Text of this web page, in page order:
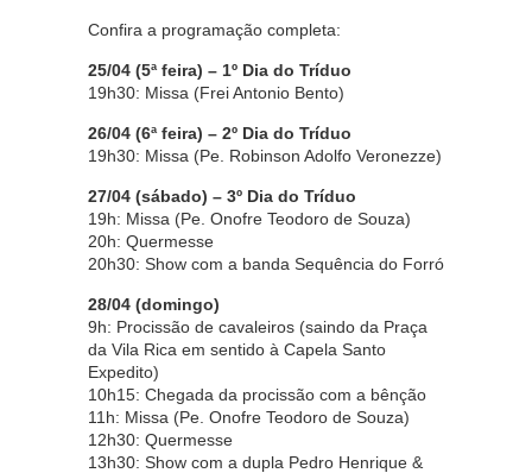
Confira a programação completa:
25/04 (5ª feira) – 1º Dia do Tríduo
19h30: Missa (Frei Antonio Bento)
26/04 (6ª feira) – 2º Dia do Tríduo
19h30: Missa (Pe. Robinson Adolfo Veronezze)
27/04 (sábado) – 3º Dia do Tríduo
19h: Missa (Pe. Onofre Teodoro de Souza)
20h: Quermesse
20h30: Show com a banda Sequência do Forró
28/04 (domingo)
9h: Procissão de cavaleiros (saindo da Praça
da Vila Rica em sentido à Capela Santo
Expedito)
10h15: Chegada da procissão com a bênção
11h: Missa (Pe. Onofre Teodoro de Souza)
12h30: Quermesse
13h30: Show com a dupla Pedro Henrique &